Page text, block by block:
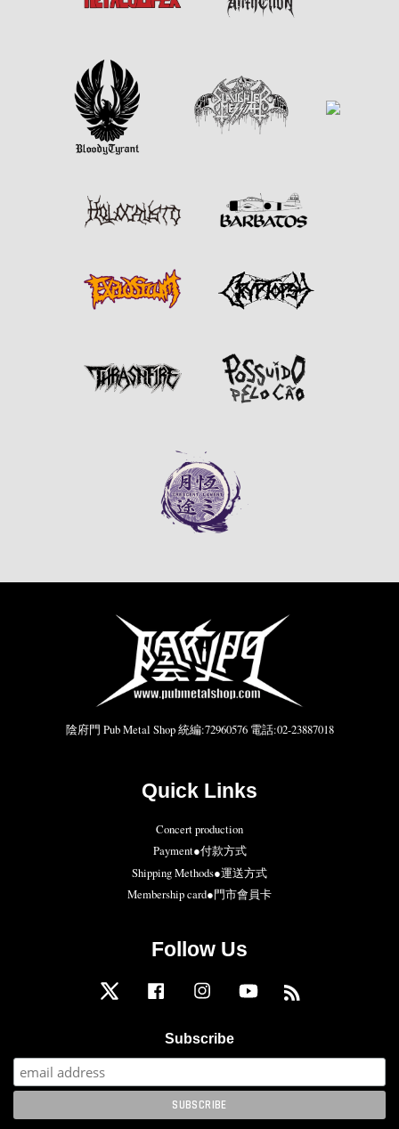
陰府門 Pub Metal Shop 統編:72960576 電話:02-23887018
Quick Links
Concert production
Payment●付款方式
Shipping Methods●運送方式
Membership card●門市會員卡
Follow Us
Twitter Facebook Instagram YouTube
Subscribe